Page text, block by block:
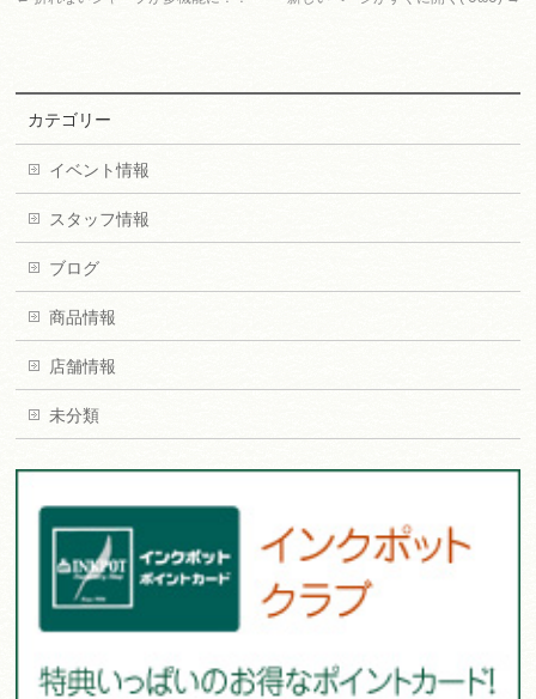
カテゴリー
イベント情報
スタッフ情報
ブログ
商品情報
店舗情報
未分類